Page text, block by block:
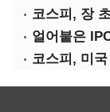
코스피, 장
코스피, 미